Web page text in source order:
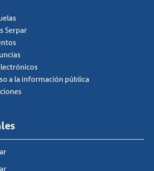
Serpar
a la información pública